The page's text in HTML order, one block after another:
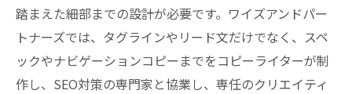
踏まえた細部までの設計が必要です。ワイズアンドパー
トナーズでは、タグラインやリード文だけでなく、スペ
ックやナビゲーションコピーまでをコピーライターが制
作し、SEO対策の専門家と協業し、専任のクリエイティ